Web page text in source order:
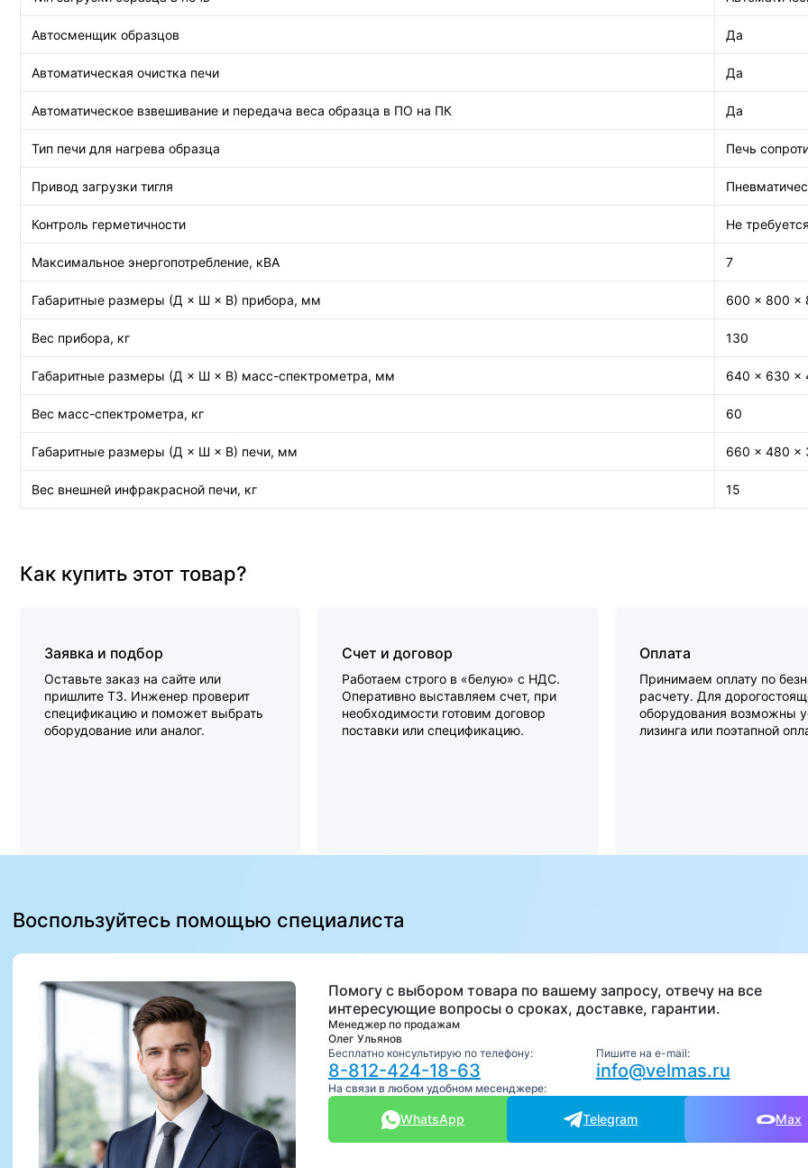
Автосменщик образцов Да
Автоматическая очистка печи Да
Автоматическое взвешивание и передача веса образца в ПО на ПК Да
Тип печи для нагрева образца Печь
Привод загрузки тигля
Контроль герметичности Не требуется
Максимальное энергопотребление, кВА 7
Габаритные размеры (Д × Ш × В) прибора, мм 600 × 800 ×
Вес прибора, кг 130
Габаритные размеры (Д × Ш × В) масс-спектрометра, мм 640 × 630 ×
Вес масс-спектрометра, кг 60
Габаритные размеры (Д × Ш × В) печи, мм 660 × 480 ×
Вес внешней инфракрасной печи, кг 15
Как купить этот товар?
Заявка и подбор
Оставьте заказ на сайте или
пришлите ТЗ. Инженер проверит
спецификацию и поможет выбрать
оборудование или аналог.
Счет и договор
Работаем строго в «белую» с НДС.
Оперативно выставляем счет, при
необходимости готовим договор
поставки или спецификацию.
Оплата
Принимаем оплату по
расчету. Для
оборудования возможны
лизинга или поэтапной
Воспользуйтесь помощью специалиста
Помогу с выбором товара по вашему запросу, отвечу на все
интересующие вопросы о сроках, доставке, гарантии.
Менеджер по продажам
Олег Ульянов
Бесплатно консультирую по телефону:
8-812-424-18-63
Пишите на e-mail:
info@velmas.ru
На связи в любом удобном месенджере:
WhatsApp Telegram Max